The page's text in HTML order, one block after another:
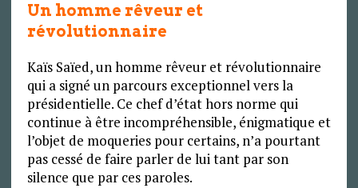
Un homme rêveur et
révolutionnaire
Kaïs Saïed, un homme rêveur et révolutionnaire
qui a signé un parcours exceptionnel vers la
présidentielle. Ce chef d’état hors norme qui
continue à être incompréhensible, énigmatique et
l’objet de moqueries pour certains, n’a pourtant
pas cessé de faire parler de lui tant par son
silence que par ces paroles.